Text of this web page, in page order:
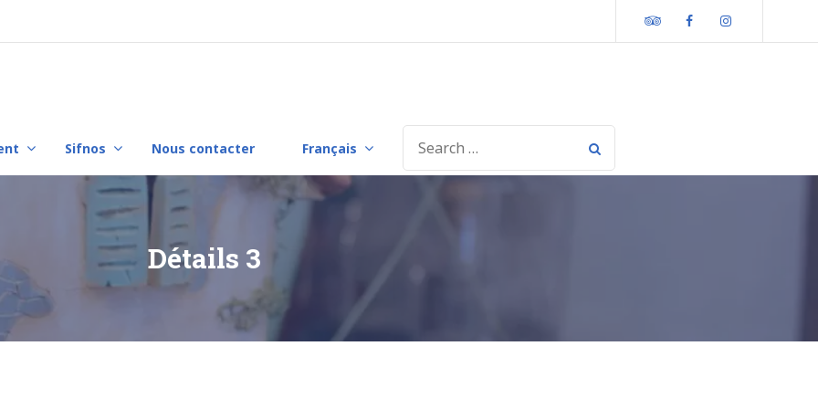
Tripadvisor
Facebook
Sifnos Nous contacter Français
SEARCH
FOR:
Détails 3